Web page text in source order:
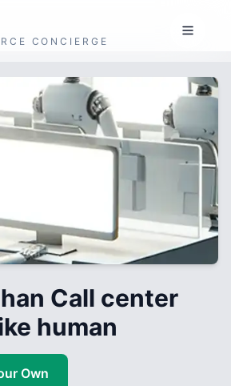
CONCIERGE
Call center
human
Own